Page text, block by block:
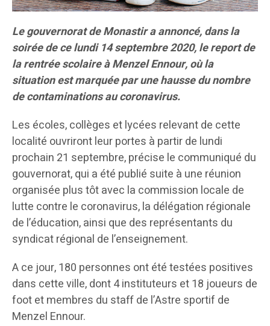
Le gouvernorat de Monastir a annoncé, dans la
soirée de ce lundi 14 septembre 2020, le report de
la rentrée scolaire à Menzel Ennour, où la
situation est marquée par une hausse du nombre
de contaminations au coronavirus.
Les écoles, collèges et lycées relevant de cette
localité ouvriront leur portes à partir de lundi
prochain 21 septembre, précise le communiqué du
gouvernorat, qui a été publié suite à une réunion
organisée plus tôt avec la commission locale de
lutte contre le coronavirus, la délégation régionale
de l’éducation, ainsi que des représentants du
syndicat régional de l’enseignement.
A ce jour, 180 personnes ont été testées positives
dans cette ville, dont 4 instituteurs et 18 joueurs de
foot et membres du staff de l’Astre sportif de
Menzel Ennour.